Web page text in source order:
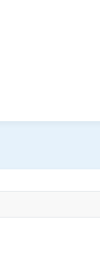
TC in der Kälte- und